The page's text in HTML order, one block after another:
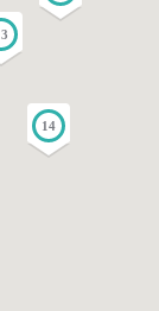
14